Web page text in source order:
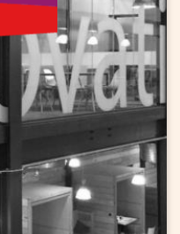
zowel kleine units vanaf
tot 1.000m2
het Dutch Innovation
in Zoetermeer.
staan in één overzicht
link.